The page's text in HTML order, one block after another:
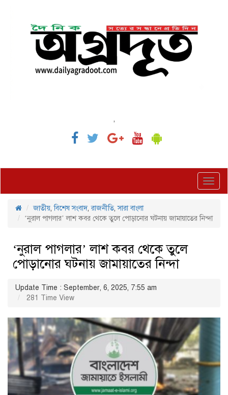
,
জাতীয়,বিশেষ সংবাদ,রাজনীতি,সারা বাংলা
‘নুরাল পাগলার’ লাশ কবর থেকে তুলে পোড়ানোর ঘটনায় জামায়াতের নিন্দা
‘নুরাল পাগলার’ লাশ কবর থেকে তুলে
পোড়ানোর ঘটনায় জামায়াতের নিন্দা
Update Time : September, 6, 2025, 7:55 am
281 Time View